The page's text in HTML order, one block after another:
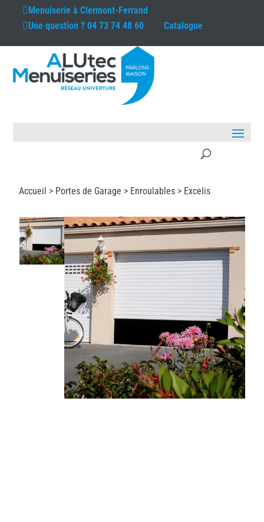
Menuiserie àClermont-Ferrand
Une question ?04 73 74 48 60 Catalogue
Accueil > Portes de Garage > Enroulables > Excelis